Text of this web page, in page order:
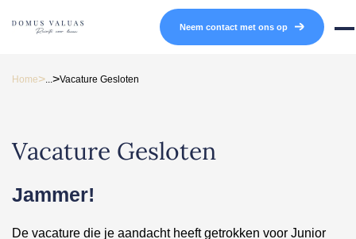
Navigatie overslaan
Neem contact met ons op
Home>...>Vacature Gesloten
Vacature Gesloten
Jammer!
De vacature die je aandacht heeft getrokken voor Junior